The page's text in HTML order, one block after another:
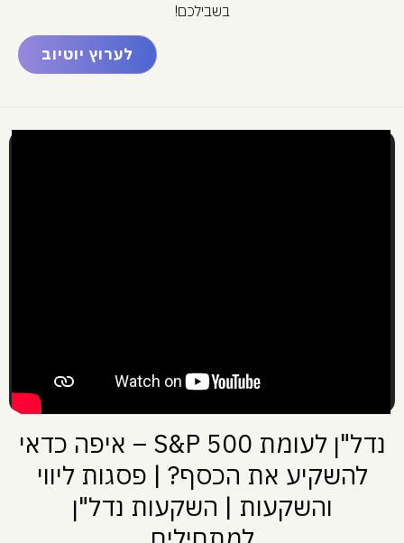
בשבילכם!
לערוץ יוטיוב
נדל"ן לעומת S&P 500 – איפה כדאי
להשקיע את הכסף? | פסגות ליווי
והשקעות | השקעות נדל"ן